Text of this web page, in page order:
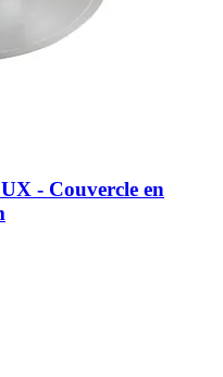
-​ Couvercle en